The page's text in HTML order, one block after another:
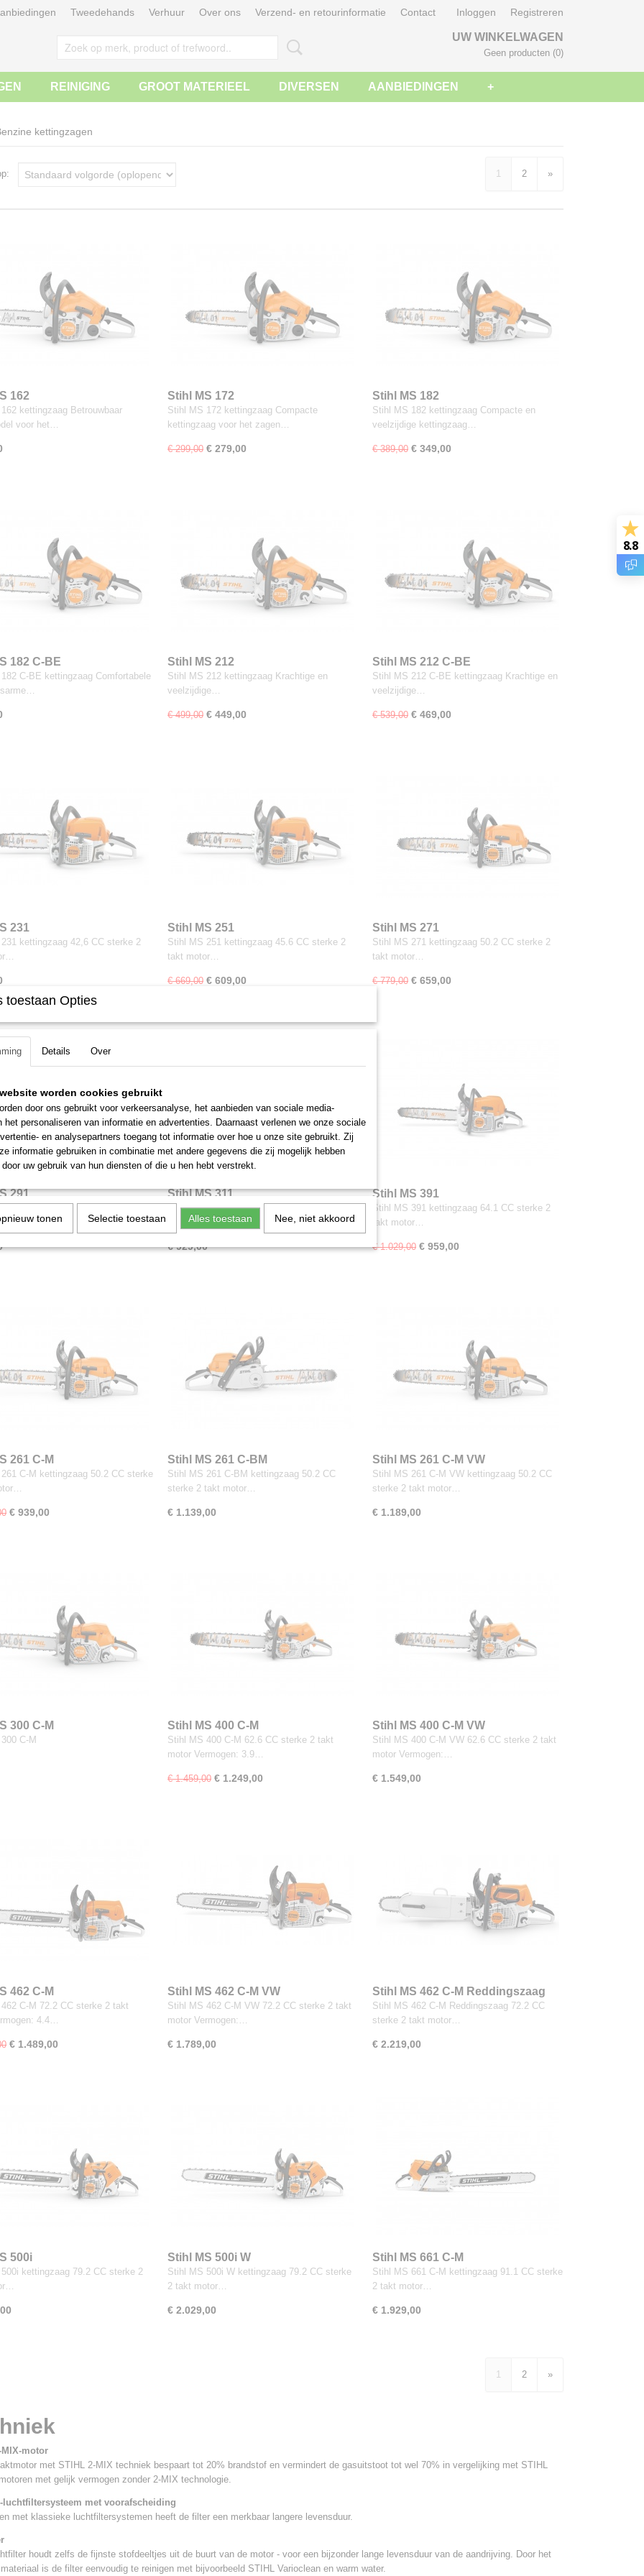
Tweedehands Verhuur Over ons Verzend- en retourinformatie Contact Inloggen Registreren
UW WINKELWAGEN
Geen producten (0)
REINIGING GROOT MATERIEEL DIVERSEN AANBIEDINGEN +
kettingzagen
1 2 »
162
kettingzaag Betrouwbaar
voor het…
Stihl MS 172
Stihl MS 172 kettingzaag Compacte
kettingzaag voor het zagen…
€ 299,00 € 279,00
Stihl MS 182
Stihl MS 182 kettingzaag Compacte en
veelzijdige kettingzaag…
€ 389,00 € 349,00
182 C-BE
C-BE kettingzaag Comfortabele
Stihl MS 212
Stihl MS 212 kettingzaag Krachtige en
veelzijdige…
€ 499,00 € 449,00
Stihl MS 212 C-BE
Stihl MS 212 C-BE kettingzaag Krachtige en
veelzijdige…
€ 539,00 € 469,00
231
kettingzaag 42,6 CC sterke 2
Stihl MS 251
Stihl MS 251 kettingzaag 45.6 CC sterke 2
takt motor…
€ 669,00 € 609,00
Stihl MS 271
Stihl MS 271 kettingzaag 50.2 CC sterke 2
takt motor…
€ 779,00 € 659,00
291 Stihl MS 311
Stihl MS 311 kettingzaag 59 CC sterke 2 takt
motor Vermogen:…
€ 929,00
Stihl MS 391
Stihl MS 391 kettingzaag 64.1 CC sterke 2
takt motor…
€ 1.029,00 € 959,00
261 C-M
C-M kettingzaag 50.2 CC sterke
€ 939,00
Stihl MS 261 C-BM
Stihl MS 261 C-BM kettingzaag 50.2 CC
sterke 2 takt motor…
€ 1.139,00
Stihl MS 261 C-M VW
Stihl MS 261 C-M VW kettingzaag 50.2 CC
sterke 2 takt motor…
€ 1.189,00
300 C-M
C-M
Stihl MS 400 C-M
Stihl MS 400 C-M 62.6 CC sterke 2 takt
motor Vermogen: 3.9…
€ 1.459,00 € 1.249,00
Stihl MS 400 C-M VW
Stihl MS 400 C-M VW 62.6 CC sterke 2 takt
motor Vermogen:…
€ 1.549,00
462 C-M
C-M 72.2 CC sterke 2 takt
4.4…
€ 1.489,00
Stihl MS 462 C-M VW
Stihl MS 462 C-M VW 72.2 CC sterke 2 takt
motor Vermogen:…
€ 1.789,00
Stihl MS 462 C-M Reddingszaag
Stihl MS 462 C-M Reddingszaag 72.2 CC
sterke 2 takt motor…
€ 2.219,00
500i
kettingzaag 79.2 CC sterke 2
Stihl MS 500i W
Stihl MS 500i W kettingzaag 79.2 CC sterke
2 takt motor…
€ 2.029,00
Stihl MS 661 C-M
Stihl MS 661 C-M kettingzaag 91.1 CC sterke
2 takt motor…
€ 1.929,00
1 2 »
MIX-motor
met STIHL 2-MIX techniek bespaart tot 20% brandstof en vermindert de gasuitstoot tot wel 70% in vergelijking met STIHL
met gelijk vermogen zonder 2-MIX technologie.
luchtfiltersysteem met voorafscheiding
met klassieke luchtfiltersystemen heeft de filter een merkbaar langere levensduur.
houdt zelfs de fijnste stofdeeltjes uit de buurt van de motor - voor een bijzonder lange levensduur van de aandrijving. Door het
is de filter eenvoudig te reinigen met bijvoorbeeld STIHL Varioclean en warm water.
8.8
toestaan Opties
Details Over
worden cookies gebruikt
door ons gebruikt voor verkeersanalyse, het aanbieden van sociale media-
het personaliseren van informatie en advertenties. Daarnaast verlenen we onze sociale
en analysepartners toegang tot informatie over hoe u onze site gebruikt. Zij
informatie gebruiken in combinatie met andere gegevens die zij mogelijk hebben
uw gebruik van hun diensten of die u hen hebt verstrekt.
tonen Selectie toestaan Alles toestaan Nee, niet akkoord